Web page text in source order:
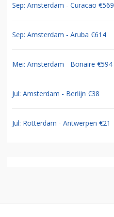
Sep: Amsterdam - Curacao €569
Sep: Amsterdam - Aruba €614
Mei: Amsterdam - Bonaire €594
Jul: Amsterdam - Berlijn €38
Jul: Rotterdam - Antwerpen €21